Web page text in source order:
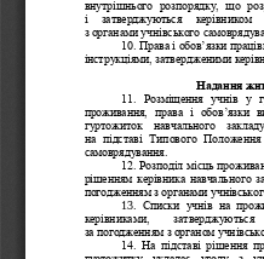
внутрішнього  розпорядку,
що
і  затверджуються
з органами учнівського
10. Права і обов’язки
інструкціями, затвердженими
Надання
11.  Розміщення  учнів  у
проживання,  права  і  обов’язки
гуртожиток  навчального
на  підставі  Типового
самоврядування.
12. Розподіл місць
рішенням керівника навчального
погодженням з органами
13.
Списки  учнів  на
керівниками,
за погодженням з органом
14. На підставі рішення